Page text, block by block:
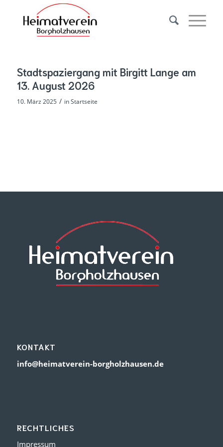
Stadtspaziergang mit Birgitt Lange am
13. August 2026
10. März 2025 / inStartseite
KONTAKT
info@heimatverein-borgholzhausen.de
RECHTLICHES
Impressum